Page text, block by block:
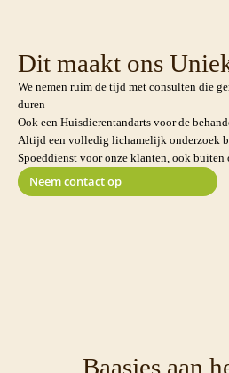
Dit maakt ons
We nemen ruim de tijd met consulten die
duren
Ook een Huisdierentandarts voor de
Altijd een volledig lichamelijk onderzoek
Spoeddienst voor onze klanten, ook
Neem contact op
Baasjes aan